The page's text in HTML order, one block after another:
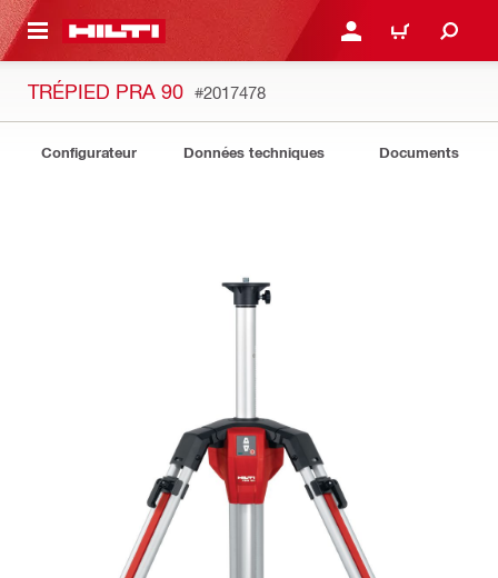
CONTENT CONNEXION OU
PANIER
TRÉPIED PRA 90 #2017478
Configurateur Données techniques Documents